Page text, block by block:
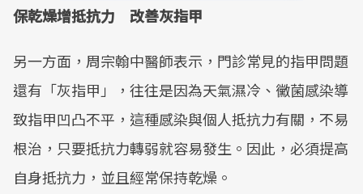
保乾燥增抵抗力 改善灰指甲
另一方面，周宗翰中醫師表示，門診常見的指甲問題
還有「灰指甲」，往往是因為天氣濕冷、黴菌感染導
致指甲凹凸不平，這種感染與個人抵抗力有關，不易
根治，只要抵抗力轉弱就容易發生。因此，必須提高
自身抵抗力，並且經常保持乾燥。